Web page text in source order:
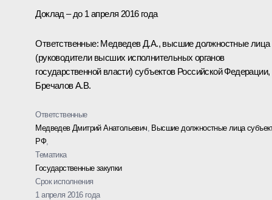
Доклад – до 1 апреля 2016 года
Ответственные: Медведев Д.А., высшие должностные лица
(руководители высших исполнительных органов
государственной власти) субъектов Российской Федерации,
Бречалов А.В.
Ответственные
Медведев Дмитрий Анатольевич Высшие должностные лица
РФ,
Тематика
Государственные закупки
Срок исполнения
1 апреля 2016 года